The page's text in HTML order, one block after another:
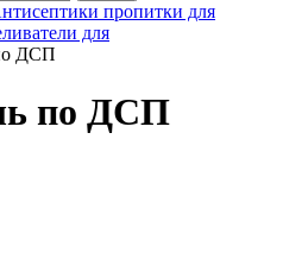
пропитки для
для
ДСП
по ДСП